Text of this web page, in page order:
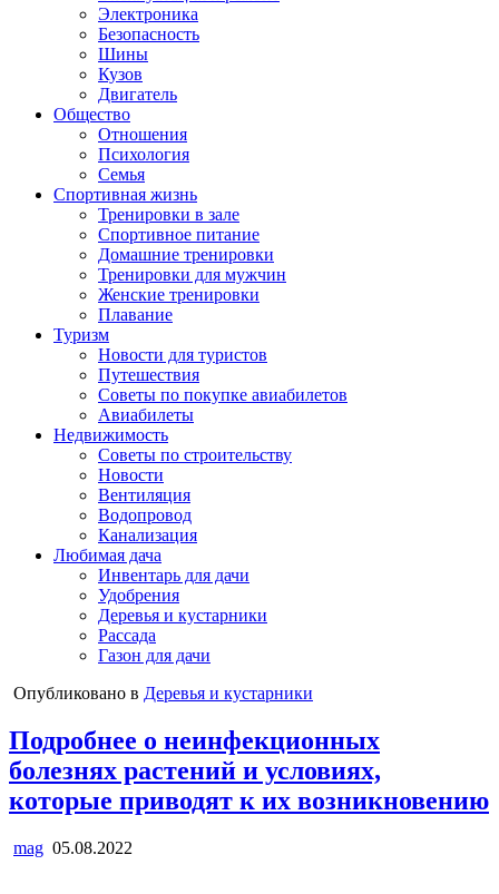
Электроника
Безопасность
Шины
Кузов
Двигатель
Общество
Отношения
Психология
Семья
Спортивная жизнь
Тренировки в зале
Спортивное питание
Домашние тренировки
Тренировки для мужчин
Женские тренировки
Плавание
Туризм
Новости для туристов
Путешествия
Советы по покупке авиабилетов
Авиабилеты
Недвижимость
Советы по строительству
Новости
Вентиляция
Водопровод
Канализация
Любимая дача
Инвентарь для дачи
Удобрения
Деревья и кустарники
Рассада
Газон для дачи
Опубликовано в Деревья и кустарники
Подробнее о неинфекционных
болезнях растений и условиях,
которые приводят к их возникновению
mag 05.08.2022